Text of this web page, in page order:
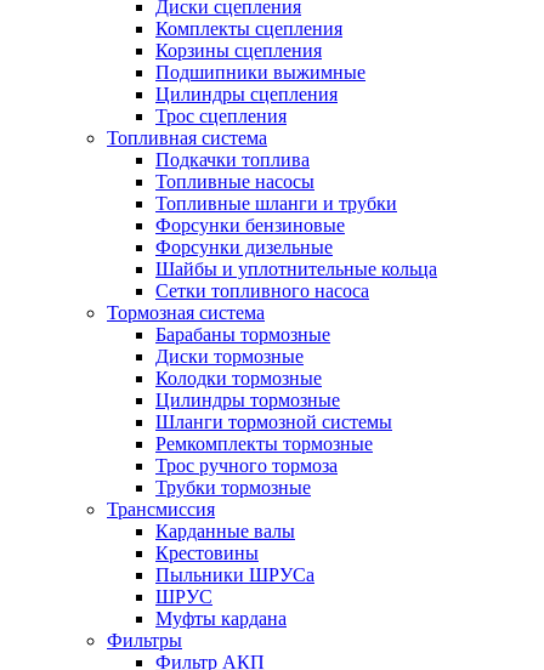
Диски сцепления
Комплекты сцепления
Корзины сцепления
Подшипники выжимные
Цилиндры сцепления
Трос сцепления
Топливная система
Подкачки топлива
Топливные насосы
Топливные шланги и трубки
Форсунки бензиновые
Форсунки дизельные
Шайбы и уплотнительные кольца
Сетки топливного насоса
Тормозная система
Барабаны тормозные
Диски тормозные
Колодки тормозные
Цилиндры тормозные
Шланги тормозной системы
Ремкомплекты тормозные
Трос ручного тормоза
Трубки тормозные
Трансмиссия
Карданные валы
Крестовины
Пыльники ШРУСа
ШРУС
Муфты кардана
Фильтры
Фильтр АКП